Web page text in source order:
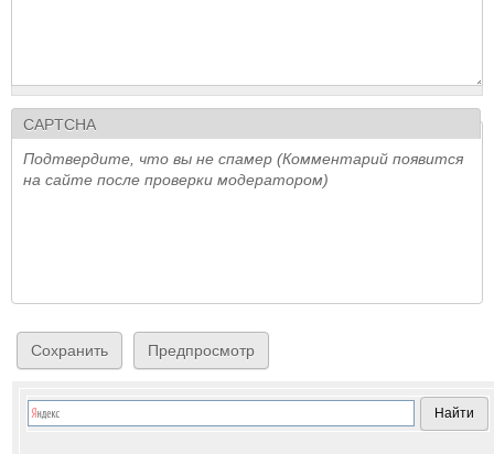
CAPTCHA
Подтвердите, что вы не спамер (Комментарий появится
на сайте после проверки модератором)